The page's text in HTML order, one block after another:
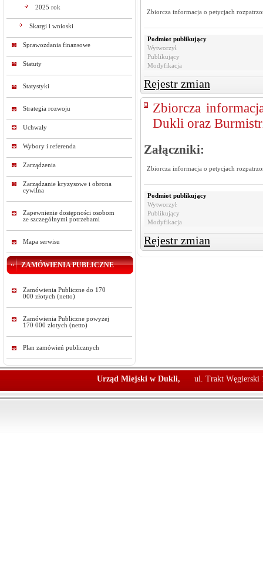
2025 rok
Skargi i wnioski
Sprawozdania finansowe
Statuty
Statystyki
Strategia rozwoju
Uchwały
Wybory i referenda
Zarządzenia
Zarządzanie kryzysowe i obrona
cywilna
Zapewnienie dostępności osobom
ze szczególnymi potrzebami
Mapa serwisu
ZAMÓWIENIA PUBLICZNE
Zamówienia Publiczne do 170
000 złotych (netto)
Zamówienia Publiczne powyżej
170 000 złotych (netto)
Plan zamówień publicznych
Zbiorcza informacja o petycjach
Podmiot publikujący
Wytworzył
Publikujący
Modyfikacja
Rejestr zmian
Zbiorcza
Dukli oraz
Załączniki:
Zbiorcza informacja o petycjach
Podmiot publikujący
Wytworzył
Publikujący
Modyfikacja
Rejestr zmian
Urząd Miejski w Dukli, ul. Trakt Węgierski